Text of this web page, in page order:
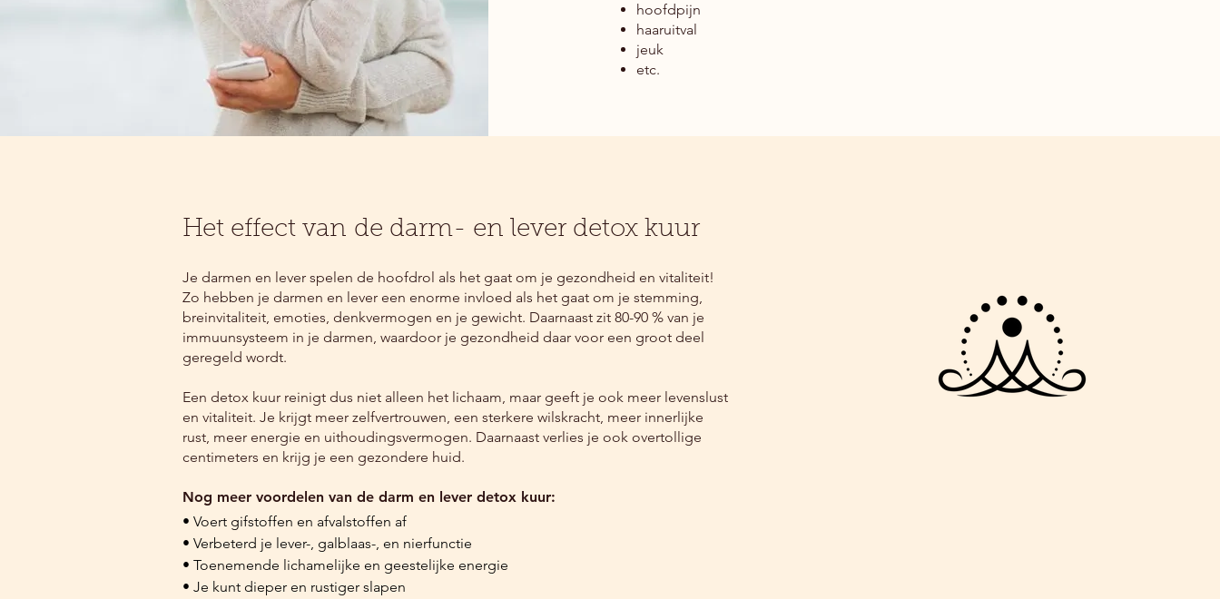
hoofdpijn
haaruitval
jeuk
etc.
Het effect van de darm- en lever detox kuur
​Je darmen en lever spelen de hoofdrol als het gaat om je gezondheid en vitaliteit!
Zo hebben je darmen en lever een enorme invloed als het gaat om je stemming,
breinvitaliteit, emoties, denkvermogen en je gewicht. Daarnaast zit 80-90 % van je
immuunsysteem in je darmen, waardoor je gezondheid daar voor een groot deel
geregeld wordt.
Een detox kuur reinigt dus niet alleen het lichaam, maar geeft je ook meer levenslust
en vitaliteit. Je krijgt meer zelfvertrouwen, een sterkere wilskracht, meer innerlijke
rust, meer energie en uithoudingsvermogen. Daarnaast verlies je ook overtollige
centimeters en krijg je een gezondere huid.
Nog meer voordelen van de darm en lever detox kuur: ​​
• Voert gifstoffen en afvalstoffen af
• Verbeterd je lever-, galblaas-, en nierfunctie
• Toenemende lichamelijke en geestelijke energie
• Je kunt dieper en rustiger slapen